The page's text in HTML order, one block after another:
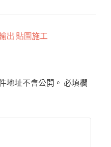
出 貼圖施工
地址不會公開。 必填欄